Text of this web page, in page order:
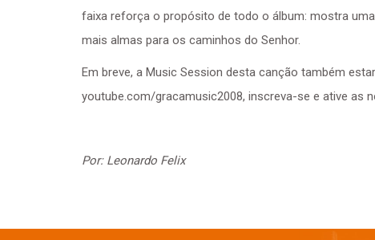
faixa reforça o propósito de todo o álbum: mostra
mais almas para os caminhos do Senhor.
Em breve, a Music Session desta canção também
youtube.com/gracamusic2008, inscreva-se e ative as
Por: Leonardo Felix